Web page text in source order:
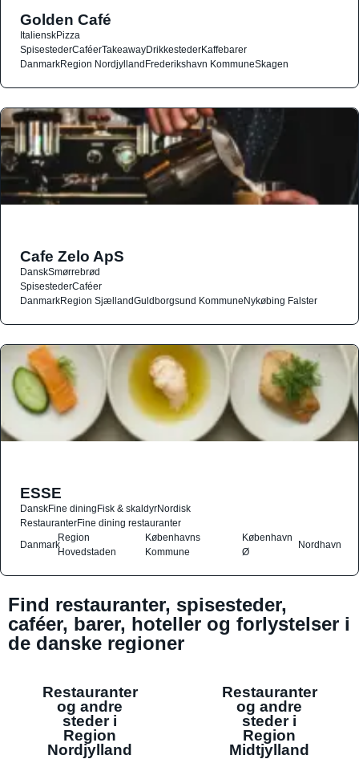
Golden Café
ItalienskPizza
SpisestederCaféerTakeawayDrikkestederKaffebarer
DanmarkRegion NordjyllandFrederikshavn KommuneSkagen
Cafe Zelo ApS
DanskSmørrebrød
SpisestederCaféer
DanmarkRegion SjællandGuldborgsund KommuneNykøbing Falster
ESSE
DanskFine diningFisk & skaldyrNordisk
RestauranterFine dining restauranter
Danmark
Region
Hovedstaden
Københavns
Kommune
København
Ø
Nordhavn
Find restauranter, spisesteder,
caféer, barer, hoteller og forlystelser i
de danske regioner
Restauranter
og andre
steder i
Region
Nordjylland
Restauranter
og andre
steder i
Region
Midtjylland